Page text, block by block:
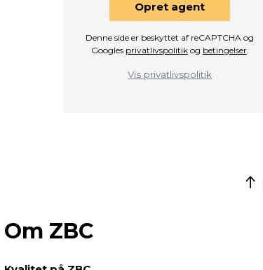
Opret agent
Denne side er beskyttet af reCAPTCHA og
Googles privatlivspolitikog betingelser.
Vis privatlivspolitik
Om ZBC